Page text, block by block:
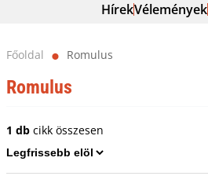
HírekVélemények
Főoldal ⬤ Romulus
Romulus
1 dbcikk összesen